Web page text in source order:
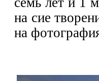
на сие
на